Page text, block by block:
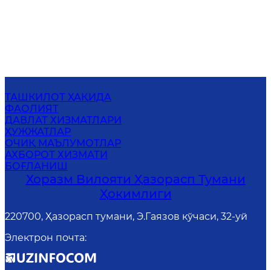
ТАШКИЛОТ ҲАҚИДА
ФАОЛИЯТ
ДАВЛАТ ХИЗМАТЛАРИ
ҲУЖЖАТЛАР
ОЧИҚ МАЪЛУМОТЛАР
АХБОРОТ ХИЗМАТИ
БОҒЛАНИШ
Хоразм Вилояти Ҳазорасп Тумани
Ҳокимлиги
220700, Ҳазорасп тумани, Э.Гаязов кўчаси, 32-уй
Электрон почта: